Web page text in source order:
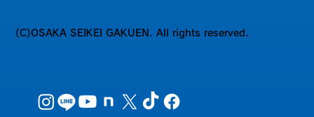
(C)OSAKA SEIKEI GAKUEN. All rights reserved.